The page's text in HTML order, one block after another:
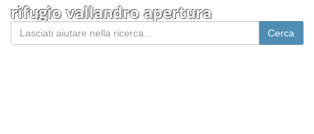
rifugio vallandro apertura